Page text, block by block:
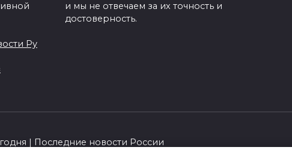
Ру
и мы не отвечаем за их точность и
достоверность.
| Последние новости России